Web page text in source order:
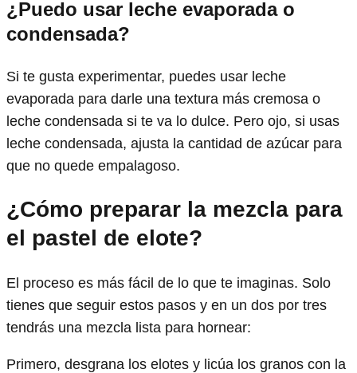
¿Puedo usar leche evaporada o
condensada?
Si te gusta experimentar, puedes usar leche
evaporada para darle una textura más cremosa o
leche condensada si te va lo dulce. Pero ojo, si usas
leche condensada, ajusta la cantidad de azúcar para
que no quede empalagoso.
¿Cómo preparar la mezcla para
el pastel de elote?
El proceso es más fácil de lo que te imaginas. Solo
tienes que seguir estos pasos y en un dos por tres
tendrás una mezcla lista para hornear:
Primero, desgrana los elotes y licúa los granos con la